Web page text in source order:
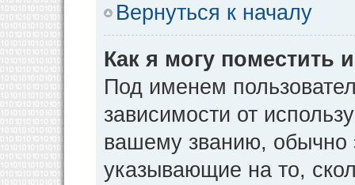
Вернуться к началу
Как я могу поместить
Под именем
зависимости от
вашему званию, обычно
указывающие на то,